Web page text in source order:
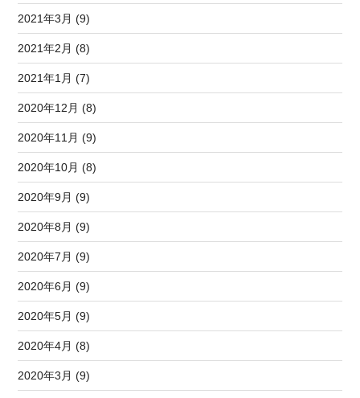
2021年3月 (9)
2021年2月 (8)
2021年1月 (7)
2020年12月 (8)
2020年11月 (9)
2020年10月 (8)
2020年9月 (9)
2020年8月 (9)
2020年7月 (9)
2020年6月 (9)
2020年5月 (9)
2020年4月 (8)
2020年3月 (9)